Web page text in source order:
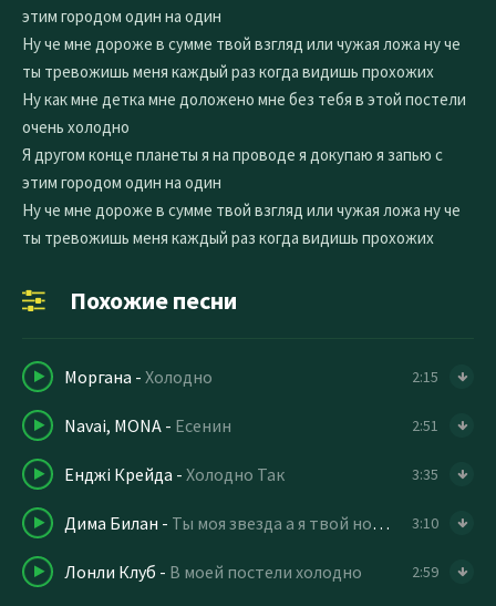
этим городом один на один
Ну че мне дороже в сумме твой взгляд или чужая ложа ну че
ты тревожишь меня каждый раз когда видишь прохожих
Ну как мне детка мне доложено мне без тебя в этой постели
очень холодно
Я другом конце планеты я на проводе я докупаю я запью с
этим городом один на один
Ну че мне дороже в сумме твой взгляд или чужая ложа ну че
ты тревожишь меня каждый раз когда видишь прохожих
Похожие песни
Моргана - Холодно 2:15
Navai, MONA - Есенин 2:51
Енджі Крейда - Холодно Так 3:35
Дима Билан - Ты моя звезда а я твой номер один 3:10
Лонли Клуб - В моей постели холодно 2:59